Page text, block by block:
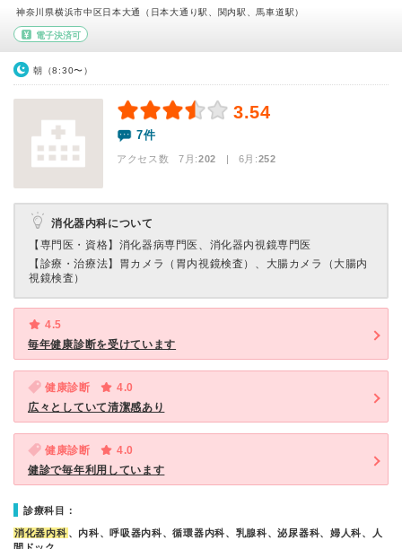
神奈川県横浜市中区日本大通（日本大通り駅、関内駅、馬車道駅）
電子決済可
朝（8:30〜）
3.54
7件
アクセス数 7月:202 | 6月:252
消化器内科について
【専門医・資格】 消化器病専門医、消化器内視鏡専門医
【診療・治療法】 胃カメラ（胃内視鏡検査）、大腸カメラ（大腸内
視鏡検査）
4.5
毎年健康診断を受けています
健康診断
4.0
広々としていて清潔感あり
健康診断
4.0
健診で毎年利用しています
診療科目：
消化器内科 、内科、呼吸器内科、循環器内科、乳腺科、泌尿器科、婦人科、人